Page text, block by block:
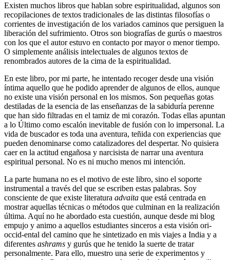
Existen muchos libros que hablan sobre espiritualidad, algunos son
recopilaciones de textos tradicionales de las distintas filosofías o
corrientes de investigación de los variados caminos que persiguen la
liberación del sufrimiento. Otros son biografías de gurús o maestros
con los que el autor estuvo en contacto por mayor o menor tiempo.
O simplemente análisis intelectuales de algunos textos de
renombrados autores de la cima de la espiritualidad.
En este libro, por mi parte, he intentado recoger desde una visión
íntima aquello que he podido aprender de algunos de ellos, aunque
no existe una visión personal en los mismos. Son pequeñas gotas
destiladas de la esencia de las enseñanzas de la sabiduría perenne
que han sido filtradas en el tamiz de mi corazón. Todas ellas apuntan
a lo Último como escalón inevitable de fusión con lo impersonal. La
vida de buscador es toda una aventura, teñida con experiencias que
pueden denominarse como catalizadores del despertar. No quisiera
caer en la actitud engañosa y narcisista de narrar una aventura
espiritual personal. No es ni mucho menos mi intención.
La parte humana no es el motivo de este libro, sino el soporte
instrumental a través del que se escriben estas palabras. Soy
consciente de que existe literatura advaita que está centrada en
mostrar aquellas técnicas o métodos que culminan en la realización
última. Aquí no he abordado esta cuestión, aunque desde mi blog
empujo y animo a aquellos estudiantes sinceros a esta visión ori-
occid-ental del camino que he sintetizado en mis viajes a India y a
diferentes ashrams y gurús que he tenido la suerte de tratar
personalmente. Para ello, muestro una serie de experimentos y